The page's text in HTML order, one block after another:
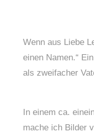
Wenn aus Liebe
einen Namen.“
als zweifacher
In einem ca.
mache ich Bilder